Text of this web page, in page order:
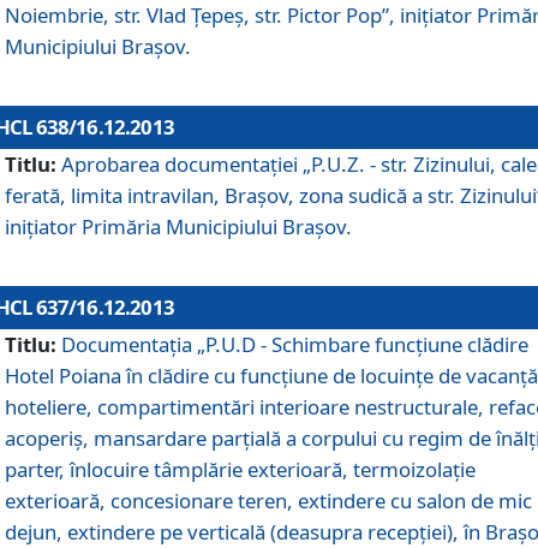
Noiembrie, str. Vlad Ţepeş, str. Pictor Pop”, iniţiator
Municipiului Braşov.
638/16.12.2013
Titlu: Aprobarea documentaţiei „P.U.Z. - str. Zizinului,
ferată, limita intravilan, Braşov, zona sudică a str.
iniţiator Primăria Municipiului Braşov.
637/16.12.2013
Titlu: Documentaţia „P.U.D - Schimbare funcţiune clădire
Hotel Poiana în clădire cu funcţiune de locuinţe de
hoteliere, compartimentări interioare nestructurale,
acoperiş, mansardare parţială a corpului cu regim de
parter, înlocuire tâmplărie exterioară, termoizolaţie
exterioară, concesionare teren, extindere cu salon de mic
dejun, extindere pe verticală (deasupra recepţiei), în